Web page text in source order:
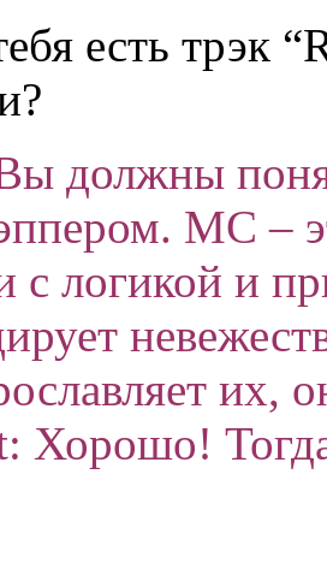
есть трэк
должны
MC –
с логикой и
их,
Хорошо!